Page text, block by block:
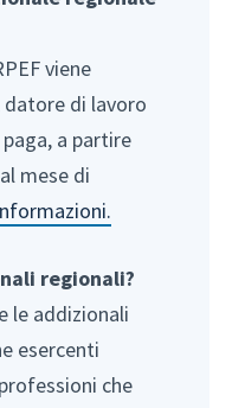
viene
di lavoro
a partire
mese di
regionali?
le addizionali
esercenti
che